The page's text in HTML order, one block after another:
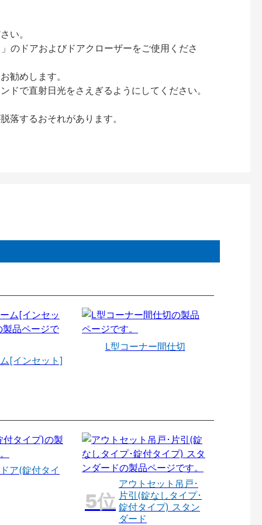
い。
のドアおよびドアクローザーをご使用くださ
勧めします。
で直射日光をさえぎるようにしてください。
するおそれがあります。
[インセット]
L型コーナー間仕切
ア(錠付タイ
アウトセット吊戸･
片引(錠なしタイプ･
錠付タイプ) スタン
ダード